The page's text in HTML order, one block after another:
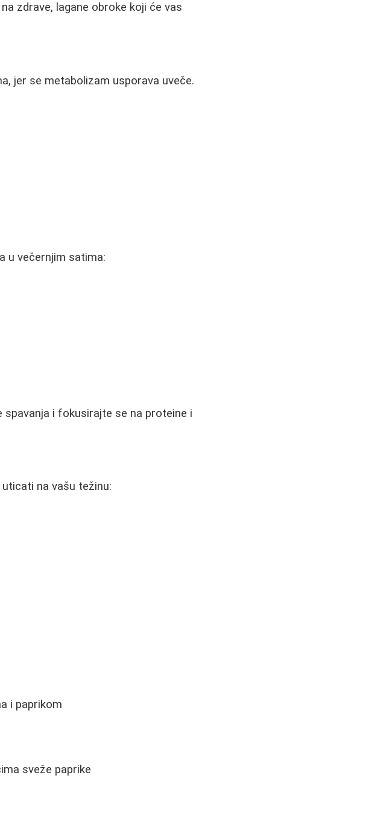
zdrave, lagane obroke koji će vas
jer se metabolizam usporava uveče.
u večernjim satima:
spavanja i fokusirajte se na proteine i
na vašu težinu:
i paprikom
sveže paprike